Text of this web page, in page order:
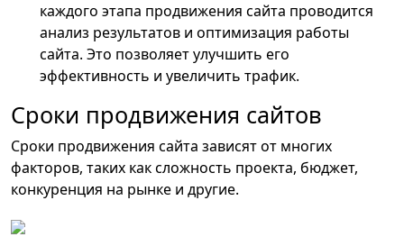
каждого этапа продвижения сайта проводится
анализ результатов и оптимизация работы
сайта. Это позволяет улучшить его
эффективность и увеличить трафик.
Сроки продвижения сайтов
Сроки продвижения сайта зависят от многих
факторов, таких как сложность проекта, бюджет,
конкуренция на рынке и другие.